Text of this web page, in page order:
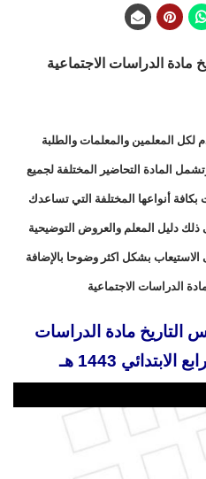
مادة الدراسات الاجتماعية
المعلمين والمعلمات والطلبة
المادة التحاضير المختلفة لجميع
بكافة أنواعها المختلفة التي تساعدك
دليل المعلم والعروض التوضيحية
بشكل اكثر وضوحا بالإضافة
الدراسات الاجتماعية
التاريخ مادة الدراسات
1443 هـ